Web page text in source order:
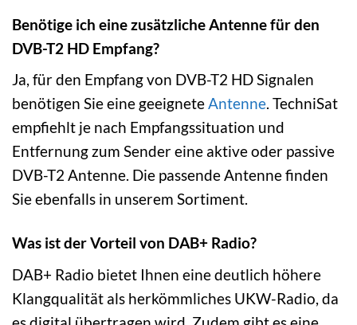
Benötige ich eine zusätzliche Antenne für den
DVB-T2 HD Empfang?
Ja, für den Empfang von DVB-T2 HD Signalen
benötigen Sie eine geeigneteAntenne. TechniSat
empfiehlt je nach Empfangssituation und
Entfernung zum Sender eine aktive oder passive
DVB-T2 Antenne. Die passende Antenne finden
Sie ebenfalls in unserem Sortiment.
Was ist der Vorteil von DAB+ Radio?
DAB+ Radio bietet Ihnen eine deutlich höhere
Klangqualität als herkömmliches UKW-Radio, da